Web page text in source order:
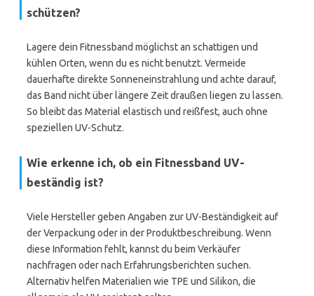
schützen?
Lagere dein Fitnessband möglichst an schattigen und
kühlen Orten, wenn du es nicht benutzt. Vermeide
dauerhafte direkte Sonneneinstrahlung und achte darauf,
das Band nicht über längere Zeit draußen liegen zu lassen.
So bleibt das Material elastisch und reißfest, auch ohne
speziellen UV-Schutz.
Wie erkenne ich, ob ein Fitnessband UV-
beständig ist?
Viele Hersteller geben Angaben zur UV-Beständigkeit auf
der Verpackung oder in der Produktbeschreibung. Wenn
diese Information fehlt, kannst du beim Verkäufer
nachfragen oder nach Erfahrungsberichten suchen.
Alternativ helfen Materialien wie TPE und Silikon, die